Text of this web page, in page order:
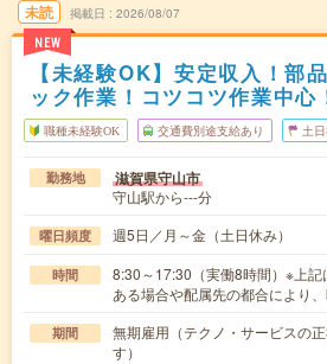
未読
NEW
掲載日 2026/08/07
【未経験OK】安定収入！部
ック作業！コツコツ作業中心
職種未経験OK 交通費別途支給あり 土
勤務地 滋賀県守山市
守山駅から---分
曜日頻度 週5日／月～金（土日休み）
時間
8:30～17:30（実働8時間）※上
ある場合や配属先の都合により
期間
無期雇用（テクノ・サービスの
す）